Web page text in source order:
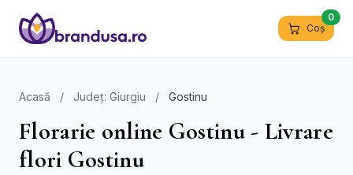
Coș
0
Acasă / Județ: Giurgiu / Gostinu
Florarie online Gostinu - Livrare
flori Gostinu